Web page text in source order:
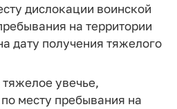
дислокации воинской
на территории
дату получения тяжелого
увечье,
месту пребывания на